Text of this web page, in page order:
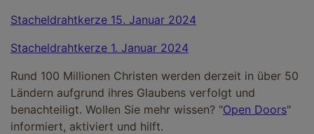
Stacheldrahtkerze 15. Januar 2024
Stacheldrahtkerze 1. Januar 2024
Rund 100 Millionen Christen werden derzeit in über 50
Ländern aufgrund ihres Glaubens verfolgt und
benachteiligt. Wollen Sie mehr wissen? "Open Doors"
informiert, aktiviert und hilft.